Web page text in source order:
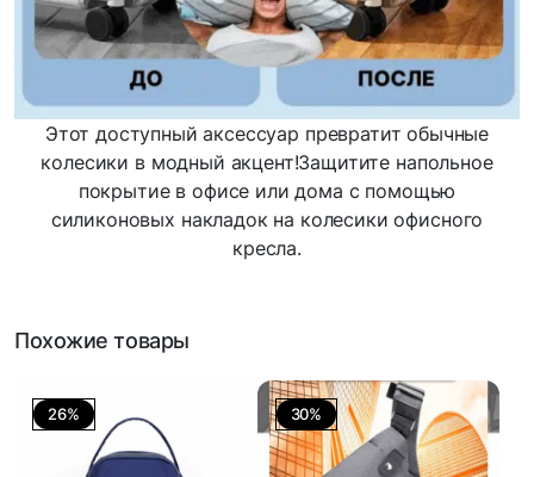
Этот доступный аксессуар превратит обычные
колесики в модный акцент!Защитите напольное
покрытие в офисе или дома с помощью
силиконовых накладок на колесики офисного
кресла.
Похожие товары
26% 30%